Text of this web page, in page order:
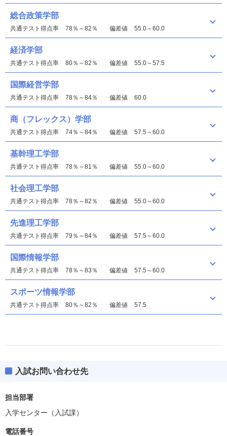
総合政策学部
共通テスト得点率 78％～82％ 偏差値 55.0～60.0
経済学部
共通テスト得点率 80％～82％ 偏差値 55.0～57.5
国際経営学部
共通テスト得点率 78％～84％ 偏差値 60.0
商（フレックス）学部
共通テスト得点率 74％～84％ 偏差値 57.5～60.0
基幹理工学部
共通テスト得点率 78％～81％ 偏差値 55.0～60.0
社会理工学部
共通テスト得点率 78％～82％ 偏差値 55.0～60.0
先進理工学部
共通テスト得点率 79％～84％ 偏差値 57.5～60.0
国際情報学部
共通テスト得点率 78％～83％ 偏差値 57.5～60.0
スポーツ情報学部
共通テスト得点率 80％～82％ 偏差値 57.5
偏差値
法学部
偏差値
入試お問い合わせ先
担当部署
入学センター（入試課）
電話番号